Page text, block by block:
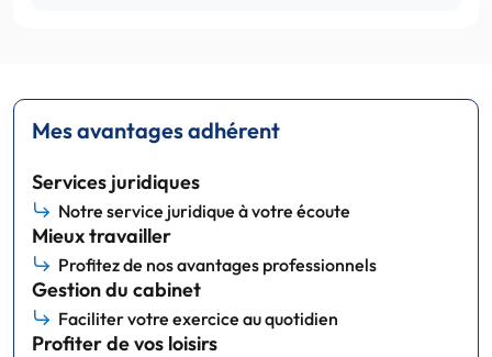
Mes avantages adhérent
Services juridiques
Notre service juridique à votre écoute
Mieux travailler
Profitez de nos avantages professionnels
Gestion du cabinet
Faciliter votre exercice au quotidien
Profiter de vos loisirs